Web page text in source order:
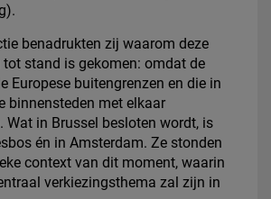
benadrukten zij waarom deze
stand is gekomen: omdat de
Europese buitengrenzen en die in
binnensteden met elkaar
Wat in Brussel besloten wordt, is
én in Amsterdam. Ze stonden
context van dit moment, waarin
verkiezingsthema zal zijn in